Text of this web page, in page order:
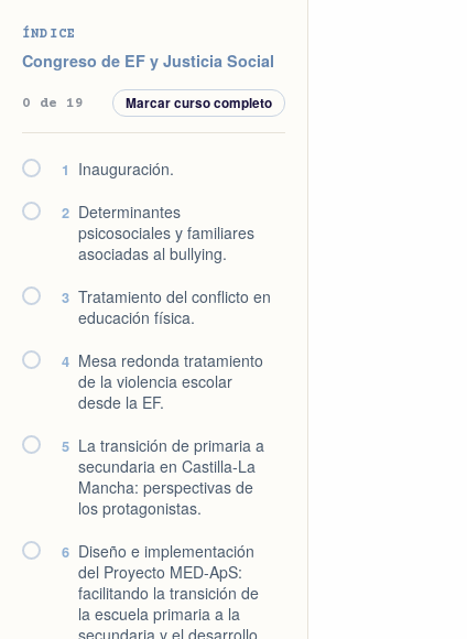
ÍNDICE
Congreso de EF y Justicia Social
0 de 19 Marcar curso completo
1 Inauguración.
2 Determinantes
psicosociales y familiares
asociadas al bullying.
3 Tratamiento del conflicto en
educación física.
4 Mesa redonda tratamiento
de la violencia escolar
desde la EF.
5 La transición de primaria a
secundaria en Castilla-La
Mancha: perspectivas de
los protagonistas.
6 Diseño e implementación
del Proyecto MED-ApS:
facilitando la transición de
la escuela primaria a la
secundaria y el desarrollo